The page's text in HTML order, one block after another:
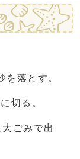
を落とす。
切る。
ごみで出